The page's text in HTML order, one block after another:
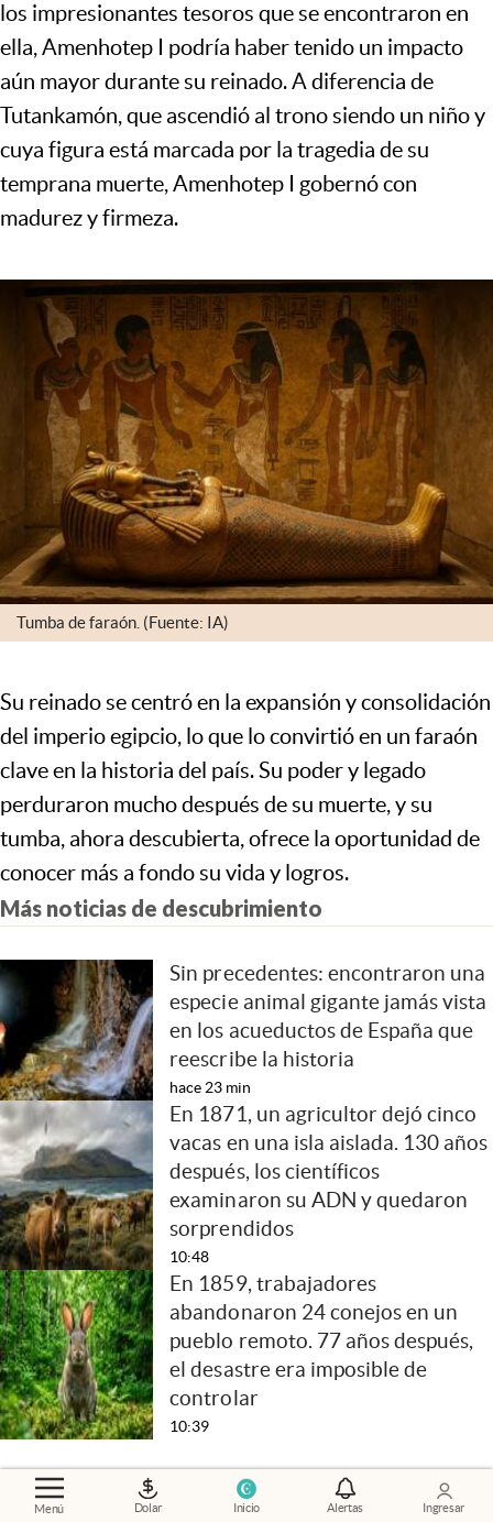
Menú Dolar Inicio Alertas Ingresar
los impresionantes tesoros que se encontraron en
ella, Amenhotep I podría haber tenido un impacto
aún mayor durante su reinado. A diferencia de
Tutankamón, que ascendió al trono siendo un niño y
cuya figura está marcada por la tragedia de su
temprana muerte, Amenhotep I gobernó con
madurez y firmeza.
Tumba de faraón. (Fuente: IA)
Su reinado se centró en la expansión y consolidación
del imperio egipcio, lo que lo convirtió en un faraón
clave en la historia del país. Su poder y legado
perduraron mucho después de su muerte, y su
tumba, ahora descubierta, ofrece la oportunidad de
conocer más a fondo su vida y logros.
Más noticias de descubrimiento
Sin precedentes: encontraron una
especie animal gigante jamás vista
en los acueductos de España que
reescribe la historia
hace 23 min
En 1871, un agricultor dejó cinco
vacas en una isla aislada. 130 años
después, los científicos
examinaron su ADN y quedaron
sorprendidos
10:48
En 1859, trabajadores
abandonaron 24 conejos en un
pueblo remoto. 77 años después,
el desastre era imposible de
controlar
10:39